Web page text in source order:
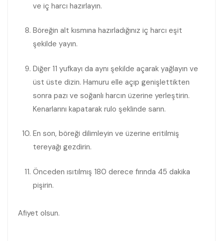
ve iç harcı hazırlayın.
Böreğin alt kısmına hazırladığınız iç harcı eşit
şekilde yayın.
Diğer 11 yufkayı da aynı şekilde açarak yağlayın ve
üst üste dizin. Hamuru elle açıp genişlettikten
sonra pazı ve soğanlı harcın üzerine yerleştirin.
Kenarlarını kapatarak rulo şeklinde sarın.
En son, böreği dilimleyin ve üzerine eritilmiş
tereyağı gezdirin.
Önceden ısıtılmış 180 derece fırında 45 dakika
pişirin.
Afiyet olsun.